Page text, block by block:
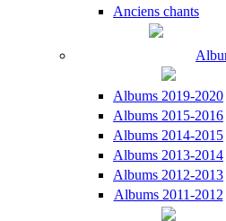
Anciens chants
Albums 2019-2020
Albums 2015-2016
Albums 2014-2015
Albums 2013-2014
Albums 2012-2013
Albums 2011-2012